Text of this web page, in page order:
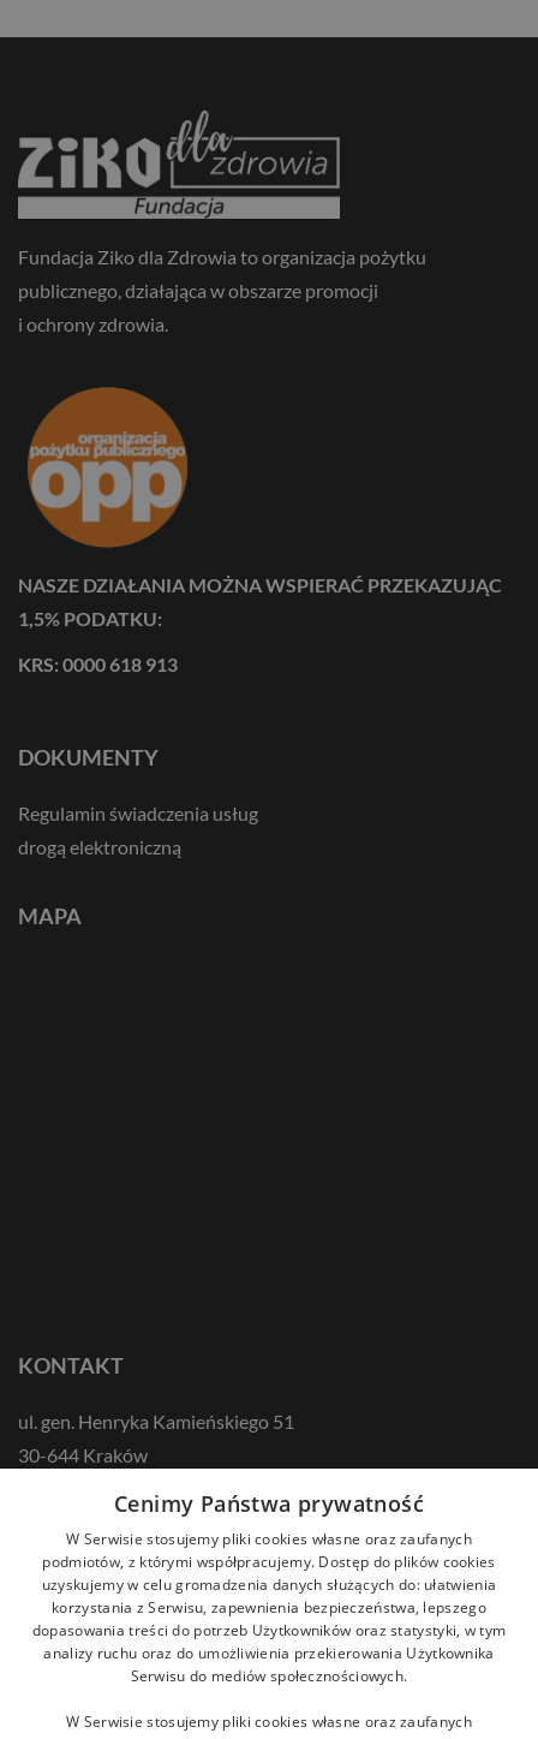
Fundacja Ziko dla Zdrowia to organizacja pożytku
publicznego, działająca w obszarze promocji
i ochrony zdrowia.
NASZE DZIAŁANIA MOŻNA WSPIERAĆ PRZEKAZUJĄC
1,5% PODATKU:
KRS: 0000 618 913
DOKUMENTY
Regulamin świadczenia usług
drogą elektroniczną
MAPA
KONTAKT
ul. gen. Henryka Kamieńskiego 51
30-644 Kraków
kontakt@zikodlazdrowia.org
DOWIEDZ SIĘ WIĘCEJ!
Cenimy Państwa prywatność
W Serwisie stosujemy pliki cookies własne oraz zaufanych
podmiotów, z którymi współpracujemy. Dostęp do plików cookies
uzyskujemy w celu gromadzenia danych służących do: ułatwienia
korzystania z Serwisu, zapewnienia bezpieczeństwa, lepszego
dopasowania treści do potrzeb Użytkowników oraz statystyki, w tym
analizy ruchu oraz do umożliwienia przekierowania Użytkownika
Serwisu do mediów społecznościowych.
W Serwisie stosujemy pliki cookies własne oraz zaufanych